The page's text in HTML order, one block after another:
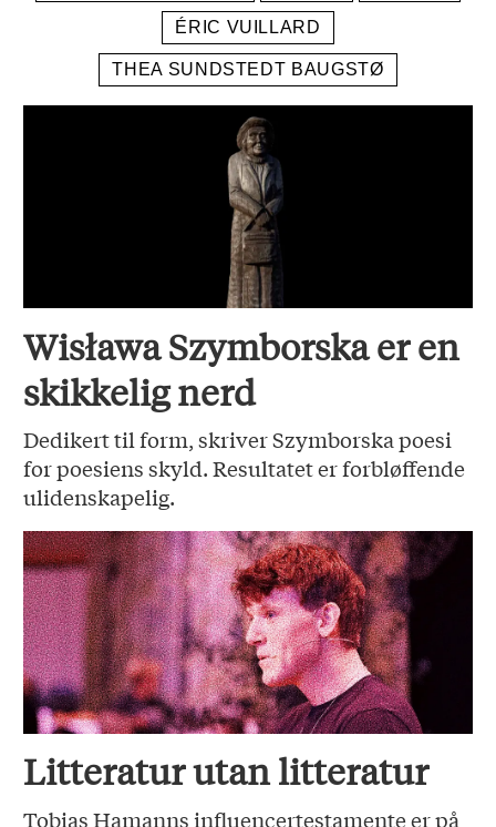
ÉRIC VUILLARD
THEA SUNDSTEDT BAUGSTØ
Wisława Szymborska er en
skikkelig nerd
Dedikert til form, skriver Szymborska poesi
for poesiens skyld. Resultatet er forbløffende
ulidenskapelig.
Litteratur utan litteratur
Tobias Hamanns influencertestamente er på